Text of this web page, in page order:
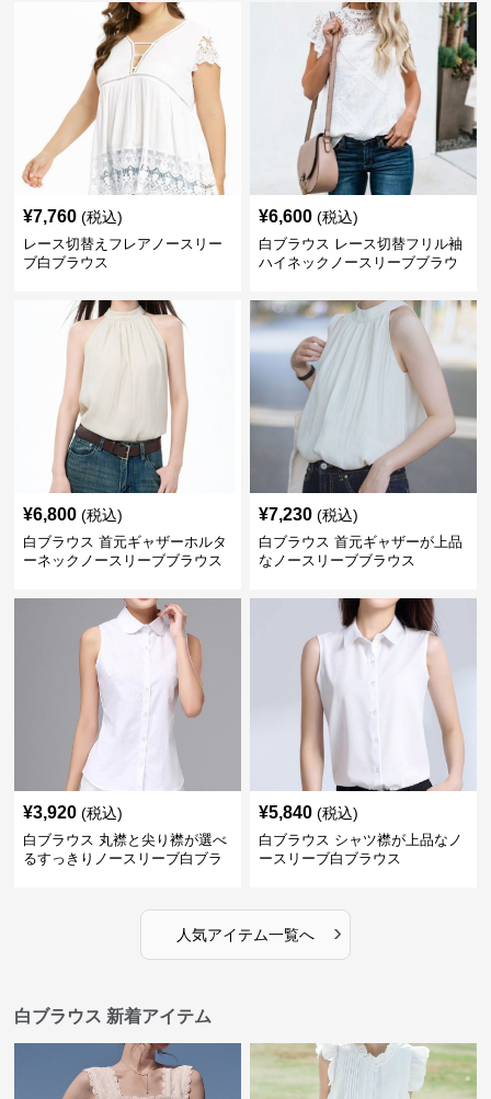
¥7,760 (税込)
レース切替えフレアノースリー
ブ白ブラウス
¥6,600 (税込)
白ブラウス レース切替フリル袖
ハイネックノースリーブブラウ
¥6,800 (税込)
白ブラウス 首元ギャザーホルタ
ーネックノースリーブブラウス
¥7,230 (税込)
白ブラウス 首元ギャザーが上品
なノースリーブブラウス
¥3,920 (税込)
白ブラウス 丸襟と尖り襟が選べ
るすっきりノースリーブ白ブラ
¥5,840 (税込)
白ブラウス シャツ襟が上品なノ
ースリーブ白ブラウス
人気アイテム一覧へ ›
白ブラウス 新着アイテム